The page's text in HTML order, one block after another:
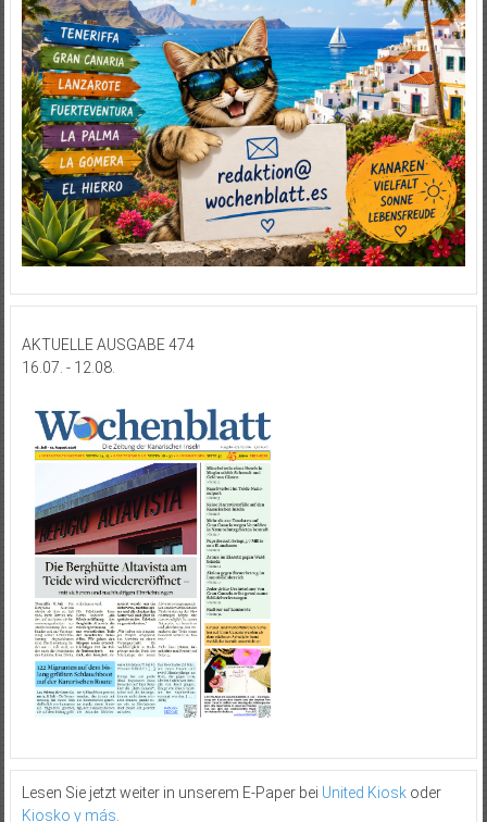
AKTUELLE AUSGABE 474
16.07. - 12.08.
Lesen Sie jetzt weiter in unserem E-Paper bei United Kioskoder
Kiosko y más